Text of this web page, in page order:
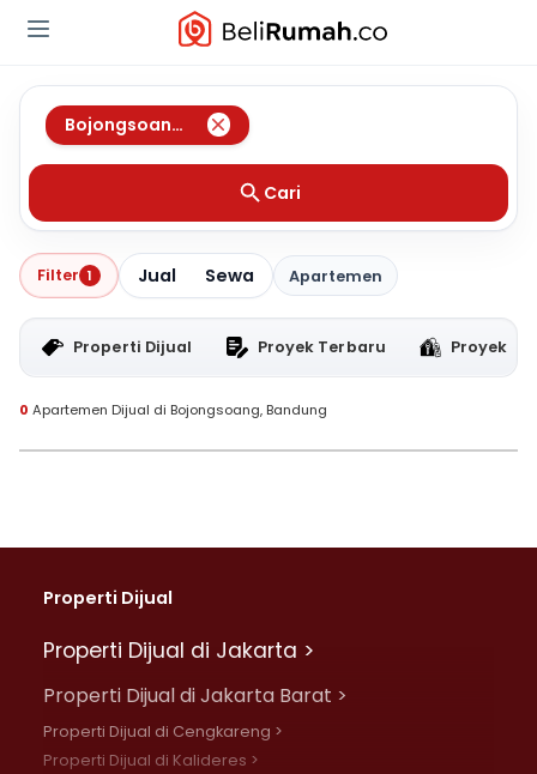
Bojongsoang Bandung
Cari
Filter 1 Jual Sewa Apartemen
Properti Dijual Proyek Terbaru Proyek
0 Apartemen Dijual di Bojongsoang, Bandung
Properti Dijual
Properti Dijual di Jakarta >
Properti Dijual di Jakarta Barat >
Properti Dijual di Cengkareng >
Properti Dijual di Kalideres >